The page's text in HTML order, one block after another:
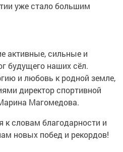
уже стало большим
активные, сильные и
будущего наших сёл.
и любовь к родной земле,
директор спортивной
Магомедова.
к словам благодарности и
новых побед и рекордов!